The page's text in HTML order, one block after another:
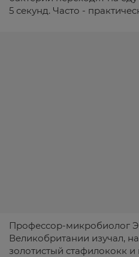
5 секунд. Часто -
Профессор-микробиолог
Великобритании изучал,
золотистый стафилококк